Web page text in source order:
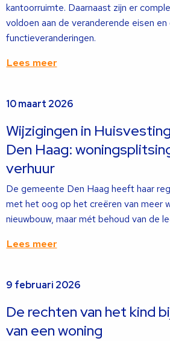
kantoorruimte. Daarnaast zijn er
voldoen aan de veranderende eisen en
functieveranderingen.
Lees meer
meer
10 maart 2026
Wijzigingen in
Den Haag:
verhuur
De gemeente Den Haag heeft haar
met het oog op het creëren van meer
nieuwbouw, maar mét behoud van de
Lees meer
meer
9 februari 2026
De rechten van het kind
van een woning